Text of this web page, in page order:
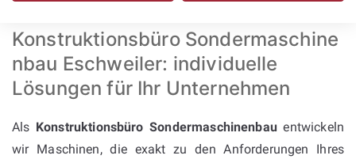
Konstruktionsbüro Sondermaschine
nbau Eschweiler: individuelle
Lösungen für Ihr Unternehmen
Als Konstruktionsbüro Sondermaschinenbauentwickeln
wir Maschinen, die exakt zu den Anforderungen Ihres